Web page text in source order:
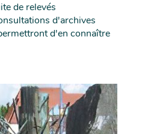
de relevés
d'archives
d'en connaître